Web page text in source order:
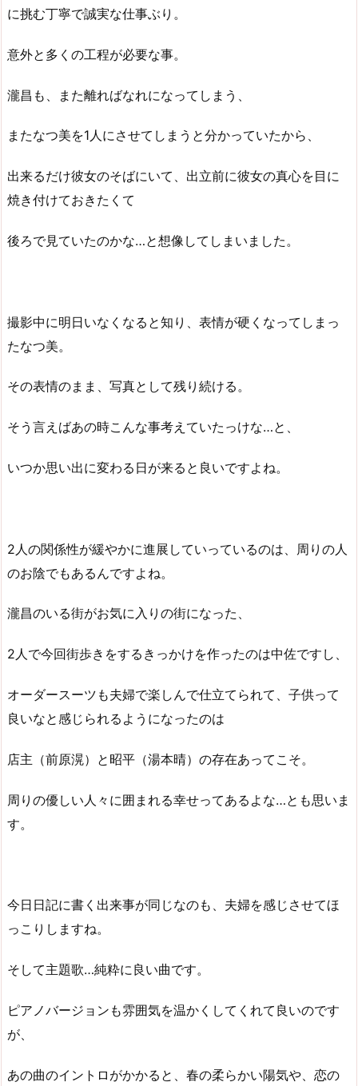
に挑む丁寧で誠実な仕事ぶり。
意外と多くの工程が必要な事。
瀧昌も、また離ればなれになってしまう、
またなつ美を1人にさせてしまうと分かっていたから、
出来るだけ彼女のそばにいて、出立前に彼女の真心を目に
焼き付けておきたくて
後ろで見ていたのかな…と想像してしまいました。
撮影中に明日いなくなると知り、表情が硬くなってしまっ
たなつ美。
その表情のまま、写真として残り続ける。
そう言えばあの時こんな事考えていたっけな…と、
いつか思い出に変わる日が来ると良いですよね。
2人の関係性が緩やかに進展していっているのは、周りの人
のお陰でもあるんですよね。
瀧昌のいる街がお気に入りの街になった、
2人で今回街歩きをするきっかけを作ったのは中佐ですし、
オーダースーツも夫婦で楽しんで仕立てられて、子供って
良いなと感じられるようになったのは
店主（前原滉）と昭平（湯本晴）の存在あってこそ。
周りの優しい人々に囲まれる幸せってあるよな…とも思いま
す。
今日日記に書く出来事が同じなのも、夫婦を感じさせてほ
っこりしますね。
そして主題歌…純粋に良い曲です。
ピアノバージョンも雰囲気を温かくしてくれて良いのです
が、
あの曲のイントロがかかると、春の柔らかい陽気や、恋の